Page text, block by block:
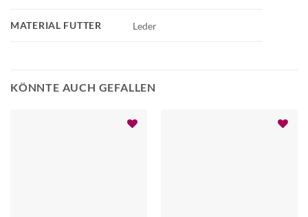
MATERIAL FUTTER Leder
KÖNNTE AUCH GEFALLEN